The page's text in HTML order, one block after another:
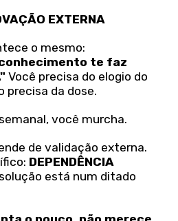
EXTERNA
o mesmo:
te faz
Você precisa do elogio do
precisa da dose.
você murcha.
de validação externa.
DEPENDÊNCIA
está num ditado